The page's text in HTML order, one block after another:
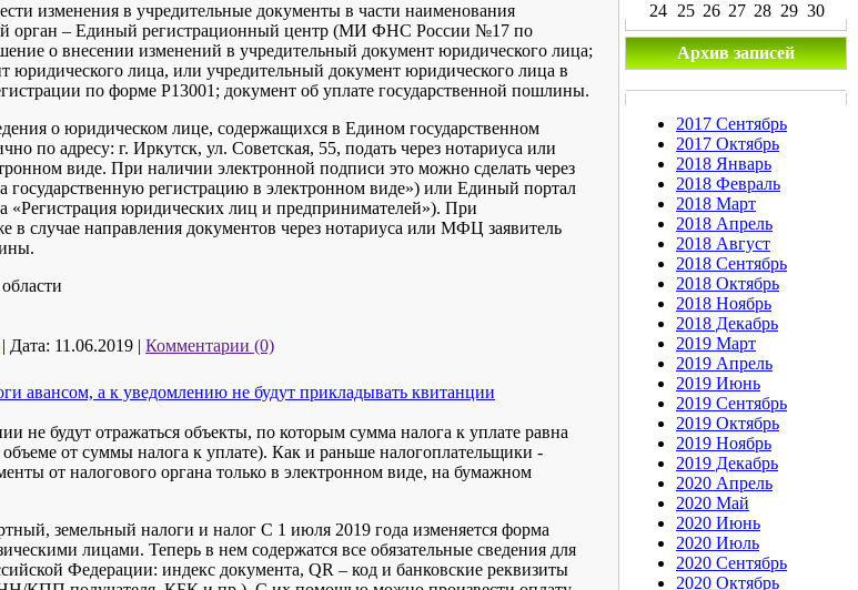
изменения в учредительные документы в части наименования
орган – Единый регистрационный центр (МИ ФНС России №17 по
о внесении изменений в учредительный документ юридического лица;
юридического лица, или учредительный документ юридического лица в
по форме Р13001; документ об уплате государственной пошлины.
о юридическом лице, содержащихся в Едином государственном
по адресу: г. Иркутск, ул. Советская, 55, подать через нотариуса или
виде. При наличии электронной подписи это можно сделать через
регистрацию в электронном виде») или Единый портал
«Регистрация юридических лиц и предпринимателей»). При
в случае направления документов через нотариуса или МФЦ заявитель
| Дата: 11.06.2019 | Комментарии (0)
авансом, а к уведомлению не будут прикладывать квитанции
не будут отражаться объекты, по которым сумма налога к уплате равна
от суммы налога к уплате). Как и раньше налогоплательщики -
от налогового органа только в электронном виде, на бумажном
земельный налоги и налог С 1 июля 2019 года изменяется форма
лицами. Теперь в нем содержатся все обязательные сведения для
Федерации: индекс документа, QR – код и банковские реквизиты
24 25 26 27 28 29 30
Архив записей
2017 Сентябрь
2017 Октябрь
2018 Январь
2018 Февраль
2018 Март
2018 Апрель
2018 Август
2018 Сентябрь
2018 Октябрь
2018 Ноябрь
2018 Декабрь
2019 Март
2019 Апрель
2019 Июнь
2019 Сентябрь
2019 Октябрь
2019 Ноябрь
2019 Декабрь
2020 Апрель
2020 Май
2020 Июнь
2020 Июль
2020 Сентябрь
2020 Октябрь